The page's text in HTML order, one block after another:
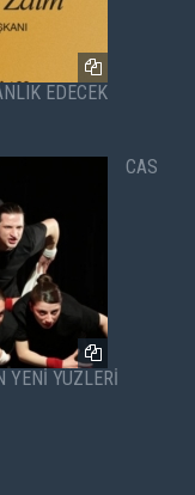
EDECEK
CAS
YENİ YÜZLERİ